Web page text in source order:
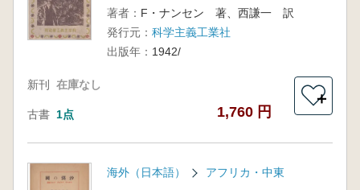
著者： F・ナンセン 著、西謙一 訳
発行元： 科学主義工業社
出版年： 1942/
新刊 在庫なし
古書 1点 1,760 円
＋
海外（日本語） アフリカ・中東